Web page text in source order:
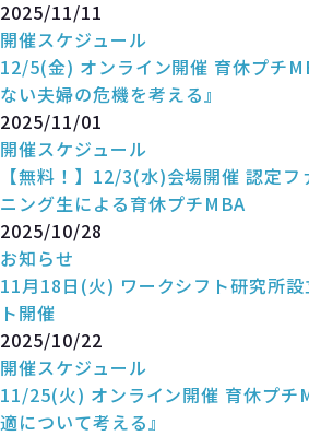
2025/11/11
開催スケジュール
12/5(金) オンライン開催 育休プチ
ない夫婦の危機を考える』
2025/11/01
開催スケジュール
【無料！】12/3(水)会場開催 認定
ニング生による育休プチMBA
2025/10/28
お知らせ
11月18日(火) ワークシフト研究所
ト開催
2025/10/22
開催スケジュール
11/25(火) オンライン開催 育休プチ
適について考える』